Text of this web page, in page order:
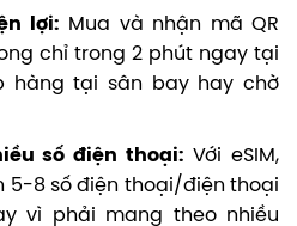
lợi: Mua và nhận mã QR
chỉ trong 2 phút ngay tại
hàng tại sân bay hay chờ
số điện thoại: Với eSIM,
5-8 số điện thoại/điện thoại
vì phải mang theo nhiều